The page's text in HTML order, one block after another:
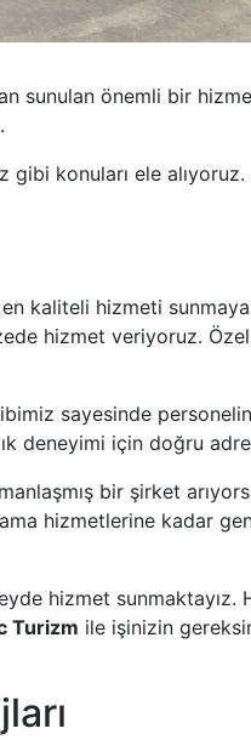
sunulan önemli bir
gibi konuları ele
kaliteli hizmeti sunmaya
hizmet veriyoruz.
sayesinde
deneyimi için doğru
bir şirket
hizmetlerine kadar
hizmet sunmaktayız.
Turizm ile işinizin